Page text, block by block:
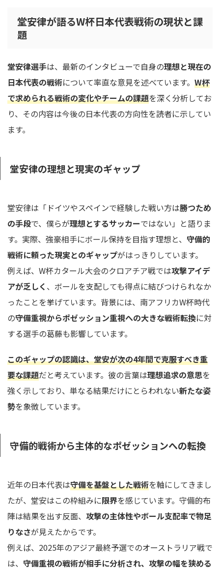
堂安律が語るW杯日本代表戦術の現状と課
題
堂安律選手は、最新のインタビューで自身の理想と現在の
日本代表の戦術について率直な意見を述べています。 W杯
で求められる戦術の変化やチームの課題を深く分析してお
り、その内容は今後の日本代表の方向性を読者に示してい
ます。
堂安律の理想と現実のギャップ
堂安律は「ドイツやスペインで経験した戦い方は勝つため
の手段で、僕らが理想とするサッカーではない」と語りま
す。実際、強豪相手にボール保持を目指す理想と、 守備的
戦術に頼った現実とのギャップがはっきりしています。
例えば、W杯カタール大会のクロアチア戦では攻撃アイデ
アが乏しく 、ボールを支配しても得点に結びつけられなか
ったことを挙げています。背景には、南アフリカW杯時代
の守備重視からポゼッション重視への大きな戦術転換に対
する選手の葛藤も影響しています。
このギャップの認識は、堂安が次の4年間で克服すべき重
要な課題だと考えています。彼の言葉は理想追求の意思を
強く示しており、単なる結果だけにとらわれない新たな姿
勢を象徴しています。
守備的戦術から主体的なポゼッションへの転換
近年の日本代表は守備を基盤とした戦術を軸にしてきまし
たが、堂安はこの枠組みに限界を感じています。守備的布
陣は結果を出す反面、 攻撃の主体性やボール支配率で物足
りなさが見えたからです。
例えば、2025年のアジア最終予選でのオーストラリア戦で
は、 守備重視の戦術が相手に分析され、攻撃の幅を狭める